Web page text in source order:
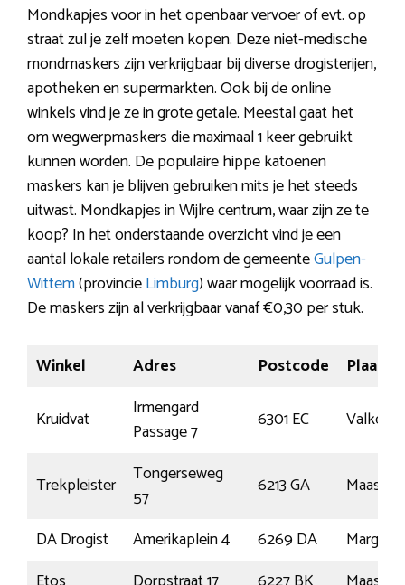
Mondkapjes voor in het openbaar vervoer of evt. op
straat zul je zelf moeten kopen. Deze niet-medische
mondmaskers zijn verkrijgbaar bij diverse drogisterijen,
apotheken en supermarkten. Ook bij de online
winkels vind je ze in grote getale. Meestal gaat het
om wegwerpmaskers die maximaal 1 keer gebruikt
kunnen worden. De populaire hippe katoenen
maskers kan je blijven gebruiken mits je het steeds
uitwast. Mondkapjes in Wijlre centrum, waar zijn ze te
koop? In het onderstaande overzicht vind je een
aantal lokale retailers rondom de gemeenteGulpen-
Wittem(provincieLimburg) waar mogelijk voorraad is.
De maskers zijn al verkrijgbaar vanaf €0,30 per stuk.
Winkel Adres Postcode
Plaats
Kruidvat
Irmengard
Passage 7
6301 EC
Trekpleister
Tongerseweg
57
6213 GA
DA Drogist
Amerikaplein 4 6269 DA